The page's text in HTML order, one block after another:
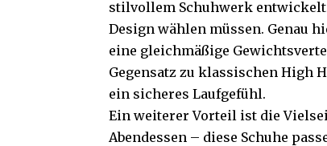
stilvollem Schuhwerk
Design wählen müssen. Genau
eine gleichmäßige
Gegensatz zu klassischen High
ein sicheres Laufgefühl.
Ein weiterer Vorteil ist die
Abendessen – diese Schuhe